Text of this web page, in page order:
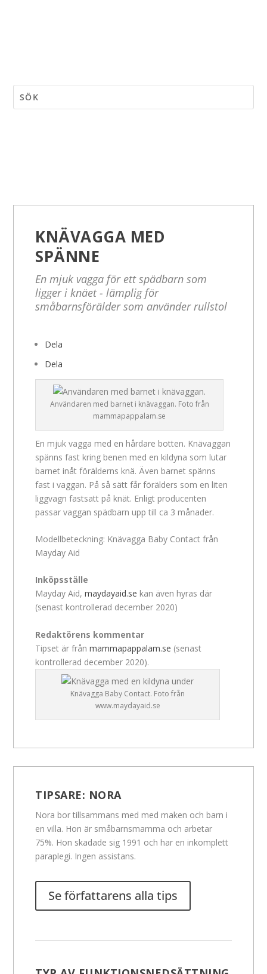
KNÄVAGGA MED
SPÄNNE
En mjuk vagga för ett spädbarn som
ligger i knäet - lämplig för
småbarnsförälder som använder rullstol
Dela
Dela
Användaren med barnet i knävaggan. Foto från
mammapappalam.se
En mjuk vagga med en hårdare botten. Knävaggan
spänns fast kring benen med en kildyna som lutar
barnet inåt förälderns knä. Även barnet spänns
fast i vaggan. På så sätt får förälders som en liten
liggvagn fastsatt på knät. Enligt producenten
passar vaggan spädbarn upp till ca 3 månader.
Modellbeteckning: Knävagga Baby Contact från
Mayday Aid
Inköpsställe
Mayday Aid,maydayaid.se kan även hyras där
(senast kontrollerad december 2020)
Redaktörens kommentar
Tipset är frånmammapappalam.se (senast
kontrollerad december 2020).
Knävagga Baby Contact. Foto från
www.maydayaid.se
TIPSARE: NORA
Nora bor tillsammans med med maken och barn i
en villa. Hon är småbarnsmamma och arbetar
75%. Hon skadade sig 1991 och har en inkomplett
paraplegi. Ingen assistans.
Se författarens alla tips